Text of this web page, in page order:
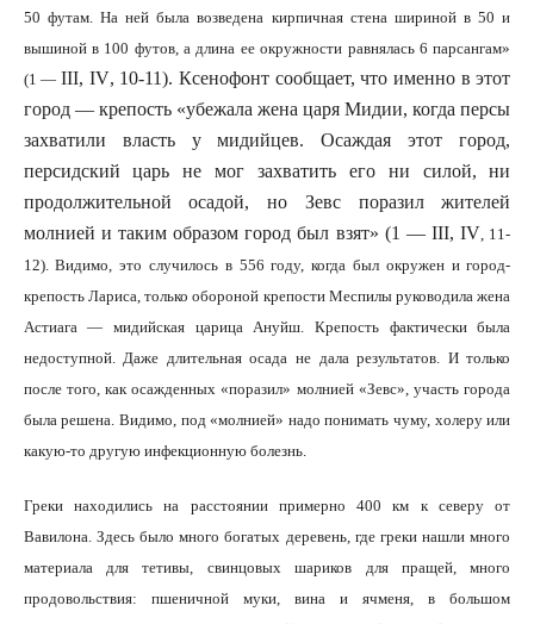
50 футам. На ней была возведена кирпичная стена шириной в 50 и
вышиной в 100 футов, а длина ее окружности равнялась 6 парсангам»
(1 — III, IV, 10-11). Ксенофонт сообщает, что именно в этот
город — крепость «убежала жена царя Мидии, когда персы
захватили власть у мидийцев. Осаждая этот город,
персидский царь не мог захватить его ни силой, ни
продолжительной осадой, но Зевс поразил жителей
молнией и таким образом город был взят» (1 —III,IV , 11-
12). Видимо, это случилось в 556 году, когда был окружен и город-
крепость Лариса, только обороной крепости Меспилы руководила жена
Астиага — мидийская царица Ануйш. Крепость фактически была
недоступной. Даже длительная осада не дала результатов. И только
после того, как осажденных «поразил» молнией «Зевс», участь города
была решена. Видимо, под «молнией» надо понимать чуму, холеру или
какую-то другую инфекционную болезнь.
Греки находились на расстоянии примерно 400 км к северу от
Вавилона. Здесь было много богатых деревень, где греки нашли много
материала для тетивы, свинцовых шариков для пращей, много
продовольствия: пшеничной муки, вина и ячменя, в большом